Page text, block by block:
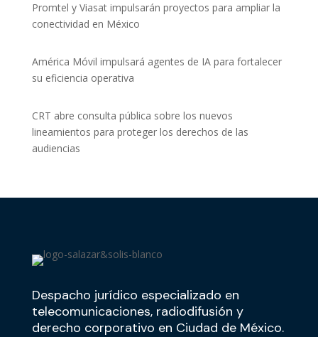
Promtel y Viasat impulsarán proyectos para ampliar la
conectividad en México
América Móvil impulsará agentes de IA para fortalecer
su eficiencia operativa
CRT abre consulta pública sobre los nuevos
lineamientos para proteger los derechos de las
audiencias
Despacho jurídico especializado en
telecomunicaciones, radiodifusión y
derecho corporativo en Ciudad de México.